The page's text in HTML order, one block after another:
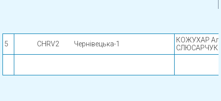
5 CHRV2 Чернівецька-1
КОЖУХАР
СЛЮСАРЧУК